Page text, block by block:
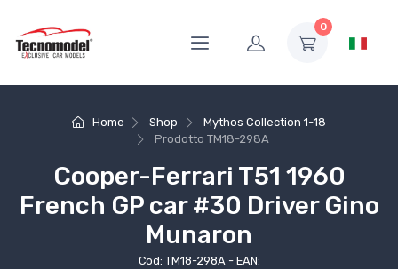
0
Home Shop
Mythos Collection 1-18
Prodotto TM18-298A
Cooper-Ferrari T51 1960
French GP car #30 Driver Gino
Munaron
Cod: TM18-298A - EAN: